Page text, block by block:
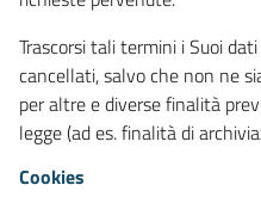
Trascorsi tali termini i Suoi
cancellati, salvo che non ne
per altre e diverse finalità
legge (ad es. finalità di
Cookies